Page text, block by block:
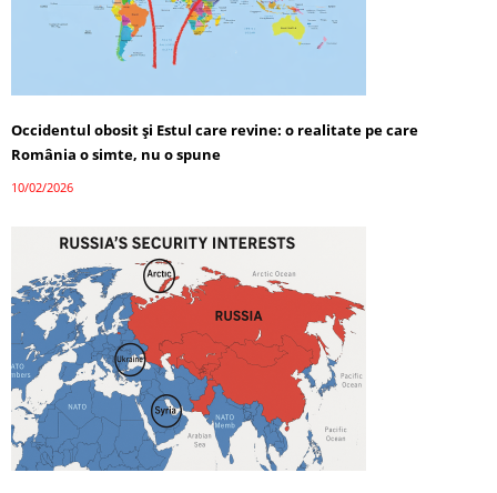
Occidentul obosit și Estul care revine: o realitate pe care
România o simte, nu o spune
10/02/2026